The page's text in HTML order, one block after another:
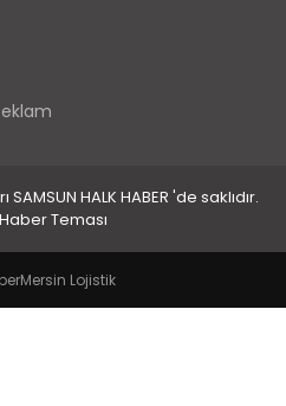
HALK HABER 'de saklıdır.
Teması
Mersin Lojistik